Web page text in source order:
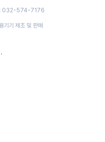
032-574-7176
기기 제조 및 판매